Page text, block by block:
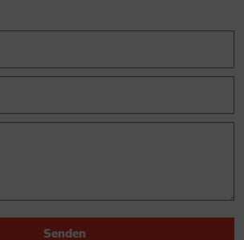
Senden